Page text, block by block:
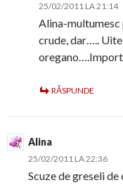
25/02/2011 LA 21:14
Alina-multumesc
crude, dar…..
RĂSPUNDE
Alina
25/02/2011 LA 22:36
Scuze de greseli